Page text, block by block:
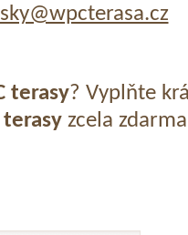
terasy? Vyplňte
terasyzcela